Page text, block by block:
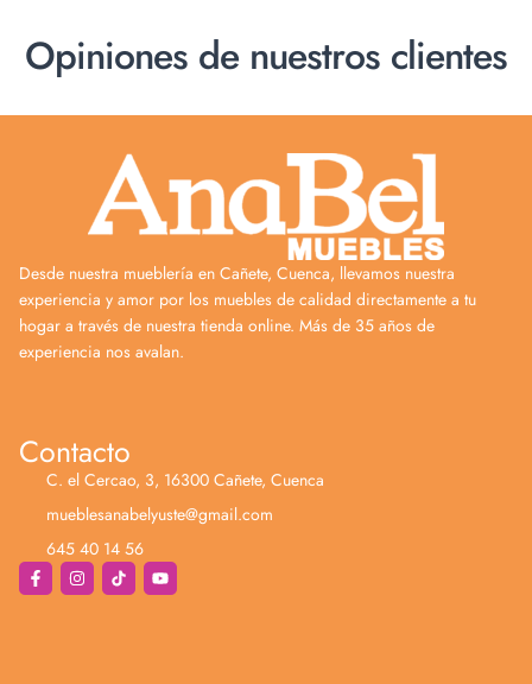
Opiniones de nuestros clientes
Desde nuestra mueblería en Cañete, Cuenca, llevamos nuestra
experiencia y amor por los muebles de calidad directamente a tu
hogar a través de nuestra tienda online. Más de 35 años de
experiencia nos avalan.
Contacto
C. el Cercao, 3, 16300 Cañete, Cuenca
mueblesanabelyuste@gmail.com
645 40 14 56